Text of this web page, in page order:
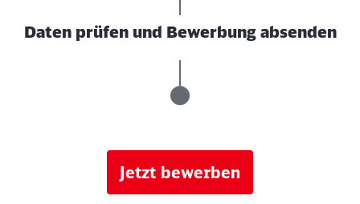
Daten prüfen und Bewerbung absenden
Jetzt bewerben